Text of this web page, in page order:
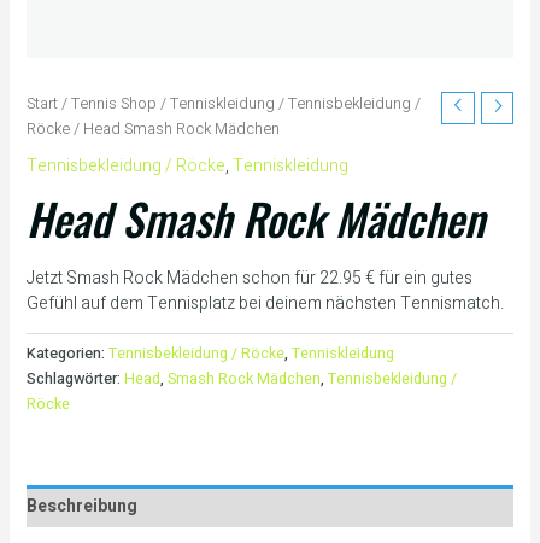
Start/Tennis Shop /Tenniskleidung /Tennisbekleidung /
Röcke/ Head Smash Rock Mädchen
Tennisbekleidung / Röcke,Tenniskleidung
Head Smash Rock Mädchen
Jetzt Smash Rock Mädchen schon für 22.95 € für ein gutes
Gefühl auf dem Tennisplatz bei deinem nächsten Tennismatch.
Kategorien: Tennisbekleidung / Röcke, Tenniskleidung
Schlagwörter: Head, Smash Rock Mädchen, Tennisbekleidung /
Röcke
Beschreibung